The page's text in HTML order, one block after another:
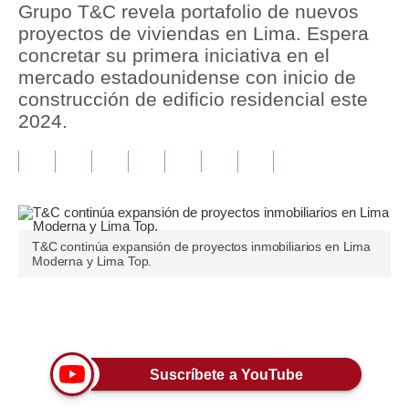
Finanzas Personales
Inmobiliarias
Plus G
Pregunta de hoy
Blogs
Viajes
Moda
Grupo T&C revela portafolio de nuevos
proyectos de viviendas en Lima. Espera
concretar su primera iniciativa en el
mercado estadounidense con inicio de
construcción de edificio residencial este
2024.
T&C continúa expansión de proyectos inmobiliarios en Lima
Moderna y Lima Top.
Suscríbete a YouTube